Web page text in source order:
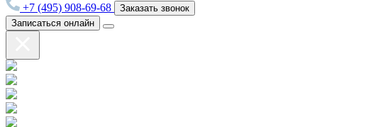
+7 (495) 908-69-68
Заказать звонок
Записаться онлайн